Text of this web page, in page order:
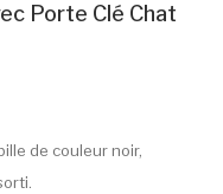
Porte Clé Chat
de couleur noir,